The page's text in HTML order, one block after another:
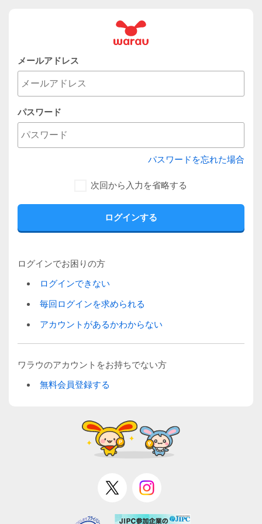
メールアドレス
パスワード
パスワードを忘れた場合
次回から入力を省略する
ログインでお困りの方
ログインできない
毎回ログインを求められる
アカウントがあるかわからない
ワラウのアカウントをお持ちでない方
無料会員登録する